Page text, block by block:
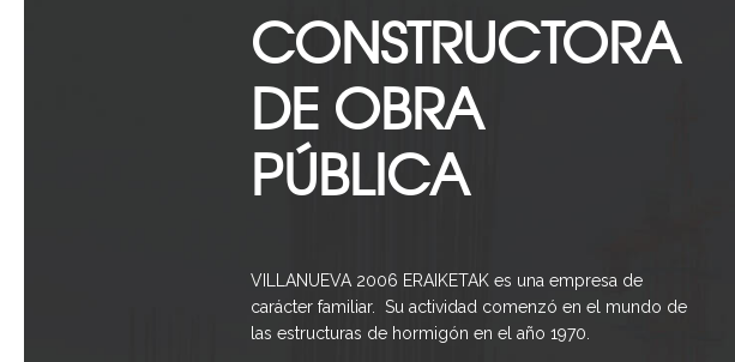
CONSTRUCTORA
DE OBRA
PÚBLICA
VILLANUEVA 2006 ERAIKETAK es una empresa de
carácter familiar. Su actividad comenzó en el mundo de
las estructuras de hormigón en el año 1970.